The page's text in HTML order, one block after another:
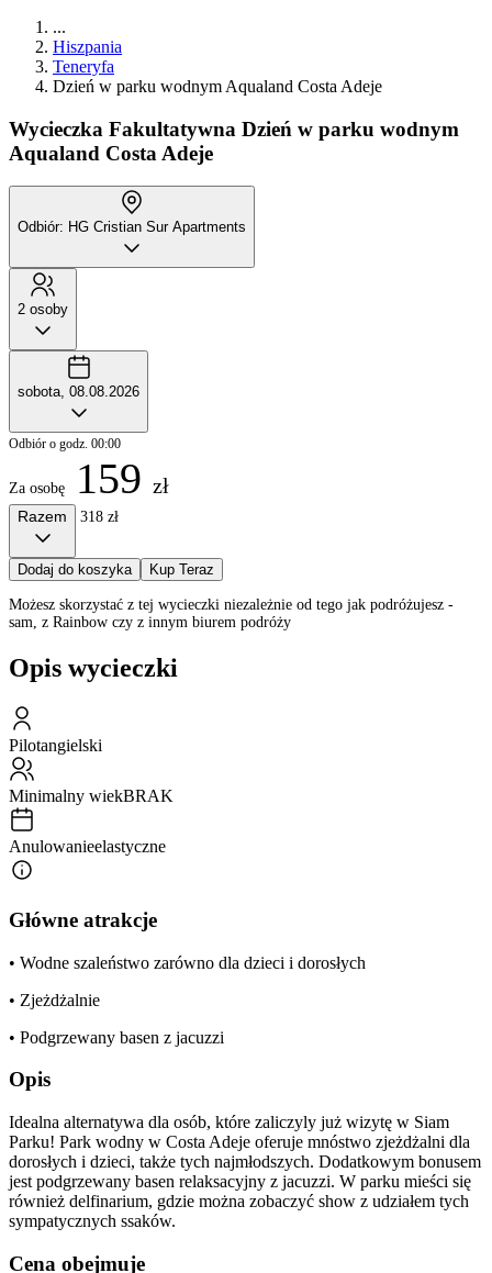
...
Hiszpania
Teneryfa
Dzień w parku wodnym Aqualand Costa Adeje
Wycieczka Fakultatywna Dzień w parku wodnym
Aqualand Costa Adeje
Odbiór: HG Cristian Sur Apartments
2 osoby
sobota, 08.08.2026
Odbiór o godz. 00:00
Za osobę 159 zł
Razem 318 zł
Dodaj do koszyka Kup Teraz
Możesz skorzystać z tej wycieczki niezależnie od tego jak podróżujesz -
sam, z Rainbow czy z innym biurem podróży
Opis wycieczki
Pilotangielski
Minimalny wiekBRAK
Anulowanieelastyczne
Główne atrakcje
• Wodne szaleństwo zarówno dla dzieci i dorosłych
• Zjeżdżalnie
• Podgrzewany basen z jacuzzi
Opis
Idealna alternatywa dla osób, które zaliczyly już wizytę w Siam
Parku! Park wodny w Costa Adeje oferuje mnóstwo zjeżdżalni dla
dorosłych i dzieci, także tych najmłodszych. Dodatkowym bonusem
jest podgrzewany basen relaksacyjny z jacuzzi. W parku mieści się
również delfinarium, gdzie można zobaczyć show z udziałem tych
sympatycznych ssaków.
Cena obejmuje